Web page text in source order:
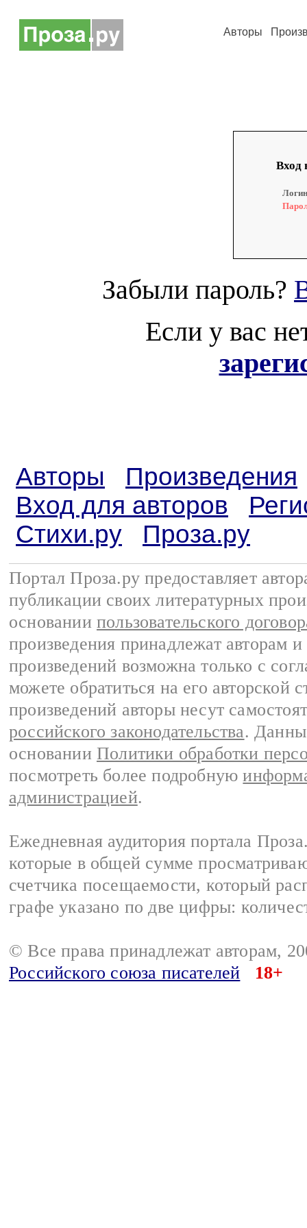
Авторы
Вход
Забыли пароль?
Если у вас
Авторы
Произведения
Вход для авторов
Стихи.ру
Проза.ру
Портал Проза.ру предоставляет
публикации своих литературных
основании пользовательского
произведения принадлежат авторам
произведений возможна только с
можете обратиться на его авторской
произведений авторы несут
российского законодательства.
основании Политики обработки
посмотреть более подробную
администрацией.
Ежедневная аудитория портала
которые в общей сумме
счетчика посещаемости, который
графе указано по две цифры:
© Все права принадлежат авторам,
Российского союза писателей
18+